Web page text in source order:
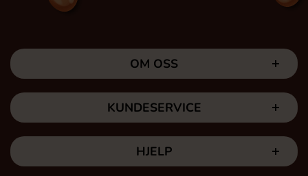
OM OSS
KUNDESERVICE
HJELP